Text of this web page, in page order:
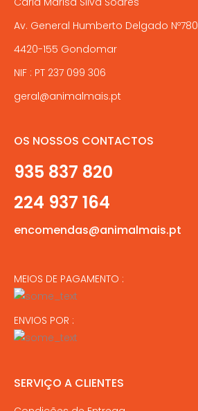
Av. General Humberto Delgado Nº780
4420-155 Gondomar
NIF : PT 237 099 306
geral@animalmais.pt
OS NOSSOS CONTACTOS
935 837 820
224 937 164
encomendas@animalmais.pt
MEIOS DE PAGAMENTO :
ENVIOS POR :
SERVIÇO A CLIENTES